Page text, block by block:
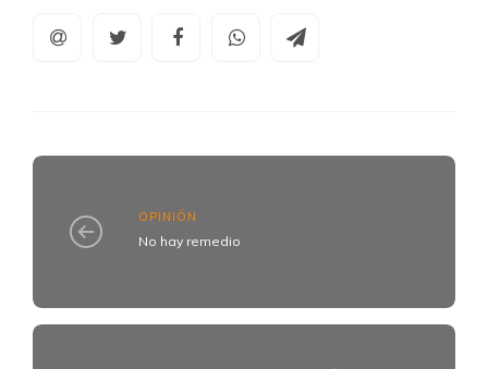
OPINIÓN
No hay remedio